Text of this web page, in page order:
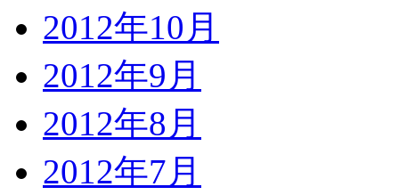
2012年10月
2012年9月
2012年8月
2012年7月